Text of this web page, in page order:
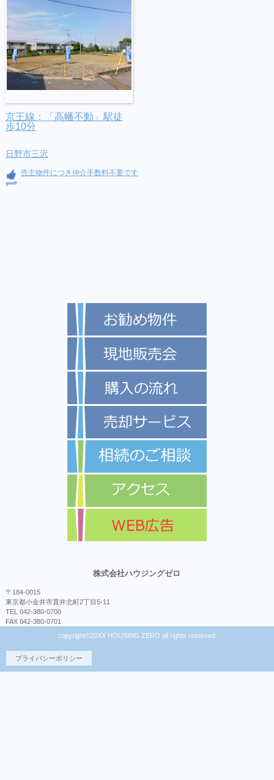
京王線：「高幡不動」駅徒
歩10分
日野市三沢
売主物件につき仲介手数料不要です
株式会社ハウジングゼロ
〒184-0015
東京都小金井市貫井北町2丁目5-11
TEL 042-380-0700
FAX 042-380-0701
copyright©20XX HOUSING ZERO all rights reserved.
プライバシーポリシー